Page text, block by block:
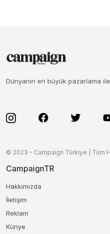
Dünyanın en büyük pazarlama
© 2023 - Campaign Türkiye | Tüm
CampaignTR
Hakkımızda
İletişim
Reklam
Künye